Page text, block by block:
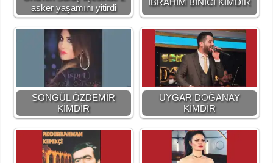
asker yaşamını yitirdi
SONGÜL ÖZDEMİR
KİMDİR
UYGAR DOĞANAY
KİMDİR